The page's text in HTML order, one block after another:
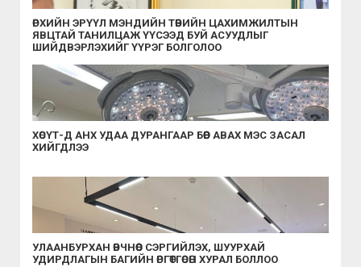
ӨРХИЙН ЭРҮҮЛ МЭНДИЙН ТӨВИЙН ЦАХИМЖИЛТЫН
ЯВЦТАЙ ТАНИЛЦАЖ ҮҮСЭЭД БУЙ АСУУДЛЫГ
ШИЙДВЭРЛЭХИЙГ ҮҮРЭГ БОЛГОЛОО
ХӨСҮТ-Д АНХ УДАА ДУРАНГААР БӨӨР АВАХ МЭС ЗАСАЛ
ХИЙГДЛЭЭ
УЛААНБУРХАН ӨВЧНӨӨС СЭРГИЙЛЭХ, ШУУРХАЙ
УДИРДЛАГЫН БАГИЙН ӨРГӨТГӨСӨН ХУРАЛ БОЛЛОО